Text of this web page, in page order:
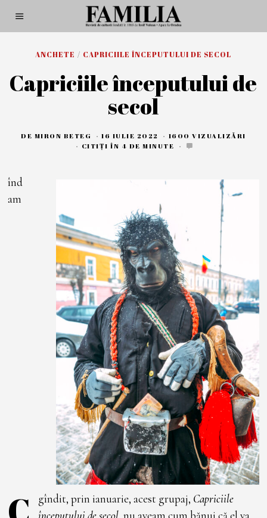
ANCHETE / CAPRICIILE ÎNCEPUTULUI DE SECOL
Capriciile începutului de
secol
DE MIRON BETEG 16 IULIE 2022
2
4
2
0
2
2
1600 VIZUALIZĂRI
CITIȚI ÎN 4 DE MINUTE
înd
am
gîndit, prin ianuarie, acest grupaj, Capriciile
începutului de secol, nu aveam cum bănui că el va